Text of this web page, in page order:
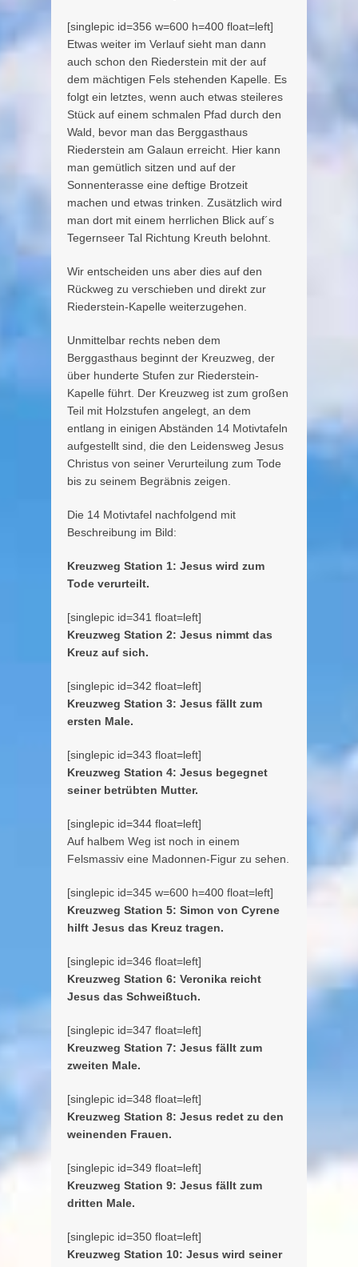
[singlepic id=356 w=600 h=400 float=left]
Etwas weiter im Verlauf sieht man dann
auch schon den Riederstein mit der auf
dem mächtigen Fels stehenden Kapelle. Es
folgt ein letztes, wenn auch etwas steileres
Stück auf einem schmalen Pfad durch den
Wald, bevor man das Berggasthaus
Riederstein am Galaun erreicht. Hier kann
man gemütlich sitzen und auf der
Sonnenterasse eine deftige Brotzeit
machen und etwas trinken. Zusätzlich wird
man dort mit einem herrlichen Blick auf´s
Tegernseer Tal Richtung Kreuth belohnt.
Wir entscheiden uns aber dies auf den
Rückweg zu verschieben und direkt zur
Riederstein-Kapelle weiterzugehen.
Unmittelbar rechts neben dem
Berggasthaus beginnt der Kreuzweg, der
über hunderte Stufen zur Riederstein-
Kapelle führt. Der Kreuzweg ist zum großen
Teil mit Holzstufen angelegt, an dem
entlang in einigen Abständen 14 Motivtafeln
aufgestellt sind, die den Leidensweg Jesus
Christus von seiner Verurteilung zum Tode
bis zu seinem Begräbnis zeigen.
Die 14 Motivtafel nachfolgend mit
Beschreibung im Bild:
Kreuzweg Station 1: Jesus wird zum
Tode verurteilt.
[singlepic id=341 float=left]
Kreuzweg Station 2: Jesus nimmt das
Kreuz auf sich.
[singlepic id=342 float=left]
Kreuzweg Station 3: Jesus fällt zum
ersten Male.
[singlepic id=343 float=left]
Kreuzweg Station 4: Jesus begegnet
seiner betrübten Mutter.
[singlepic id=344 float=left]
Auf halbem Weg ist noch in einem
Felsmassiv eine Madonnen-Figur zu sehen.
[singlepic id=345 w=600 h=400 float=left]
Kreuzweg Station 5: Simon von Cyrene
hilft Jesus das Kreuz tragen.
[singlepic id=346 float=left]
Kreuzweg Station 6: Veronika reicht
Jesus das Schweißtuch.
[singlepic id=347 float=left]
Kreuzweg Station 7: Jesus fällt zum
zweiten Male.
[singlepic id=348 float=left]
Kreuzweg Station 8: Jesus redet zu den
weinenden Frauen.
[singlepic id=349 float=left]
Kreuzweg Station 9: Jesus fällt zum
dritten Male.
[singlepic id=350 float=left]
Kreuzweg Station 10: Jesus wird seiner